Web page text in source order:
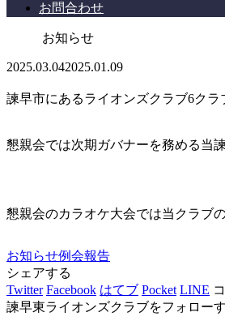
お問合わせ
お知らせ
2025.03.042025.01.09
諫早市にあるライオンズクラブ6クラ
懇親会では次期ガバナーを務める当
懇親会のカラオケ大会では当クラブ
お知らせ例会報告
シェアする
Twitter Facebook はてブ Pocket LINE
諫早東ライオンズクラブをフォロー